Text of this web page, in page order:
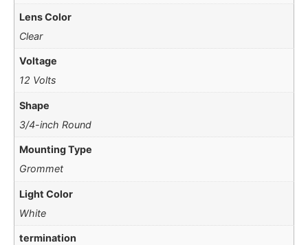
Lens Color
Clear
Voltage
12 Volts
Shape
3/4-inch Round
Mounting Type
Grommet
Light Color
White
termination